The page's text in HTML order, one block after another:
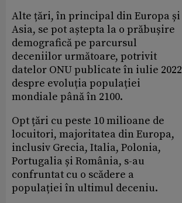
Alte țări, în principal din Europa și
Asia, se pot aștepta la o prăbușire
demografică pe parcursul
deceniilor următoare, potrivit
datelor ONU publicate în iulie 2022
despre evoluția populației
mondiale până în 2100.
Opt țări cu peste 10 milioane de
locuitori, majoritatea din Europa,
inclusiv Grecia, Italia, Polonia,
Portugalia și România, s-au
confruntat cu o scădere a
populației în ultimul deceniu.